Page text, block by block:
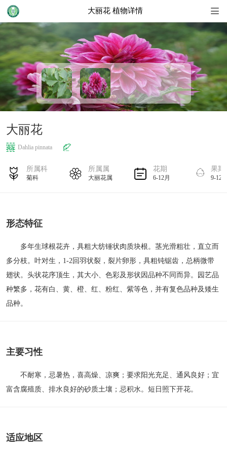
大丽花 植物详情
首页
地图
植物名录
植物花历
植物搜索
大丽花
Dahlia pinnata
所属科
菊科
所属属
大丽花属
花期
6-12月
果期
9-12
形态特征
多年生球根花卉，具粗大纺锤状肉质块根。茎光滑粗壮，直立而
多分枝。叶对生，1-2回羽状裂，裂片卵形，具粗钝锯齿，总柄微带
翅状。头状花序顶生，其大小、色彩及形状因品种不同而异。园艺品
种繁多，花有白、黄、橙、红、粉红、紫等色，并有复色品种及矮生
品种。
主要习性
不耐寒，忌暑热，喜高燥、凉爽；要求阳光充足、通风良好；宜
富含腐殖质、排水良好的砂质土壤；忌积水。短日照下开花。
适应地区